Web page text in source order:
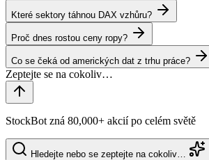
Které sektory táhnou DAX vzhůru?
Proč dnes rostou ceny ropy?
Co se čeká od amerických dat z trhu práce?
StockBot zná 80,000+ akcií po celém světě
Hledejte nebo se zeptejte na cokoliv…